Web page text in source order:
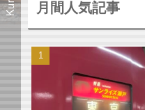
月間人気記事